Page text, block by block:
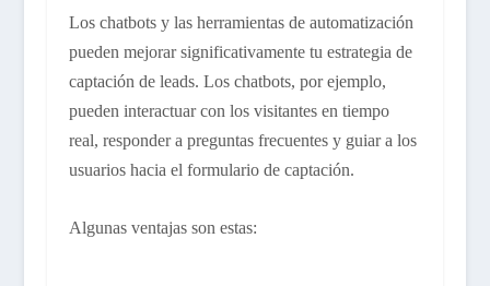
Los chatbots y las herramientas de automatización
pueden mejorar significativamente tu estrategia de
captación de leads. Los chatbots, por ejemplo,
pueden interactuar con los visitantes en tiempo
real, responder a preguntas frecuentes y guiar a los
usuarios hacia el formulario de captación.
Algunas ventajas son estas: